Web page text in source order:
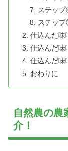
ステッ
ステッ
仕込んだ味
仕込んだ味
仕込んだ味
おわりに
自然農の農
介！